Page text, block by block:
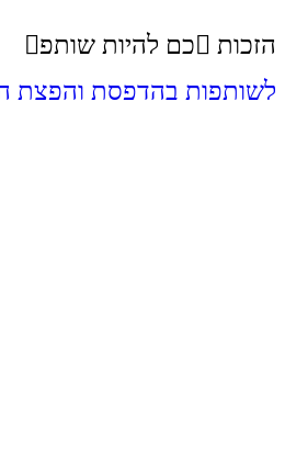
הזכות כם להיות שותפ
לשותפות בהדפסת והפצת